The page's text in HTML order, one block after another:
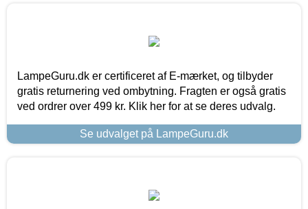
LampeGuru.dk er certificeret af E-mærket, og tilbyder
gratis returnering ved ombytning. Fragten er også gratis
ved ordrer over 499 kr. Klik her for at se deres udvalg.
Se udvalget på LampeGuru.dk